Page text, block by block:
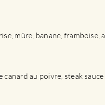
mûre, banane, framboise,
au poivre, steak